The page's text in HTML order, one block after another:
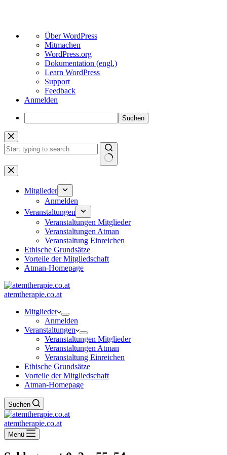
Über
WordPress
Über WordPress
Mitmachen
WordPress.org
Dokumentation (engl.)
Learn WordPress
Support
Feedback
Anmelden
Suchen
Zum
Inhalt
springen
Keine
Ergebnisse
Mitglieder
Anmelden
Veranstaltungen
Veranstaltungen Mitglieder
Veranstaltungen Atman
Veranstaltung Einreichen
Ethische Grundsätze
Vorteile der Mitgliedschaft
Atman-Homepage
atemtherapie.co.at
Mitglieder
Anmelden
Veranstaltungen
Veranstaltungen Mitglieder
Veranstaltungen Atman
Veranstaltung Einreichen
Ethische Grundsätze
Vorteile der Mitgliedschaft
Atman-Homepage
Suchen
atemtherapie.co.at
Menü